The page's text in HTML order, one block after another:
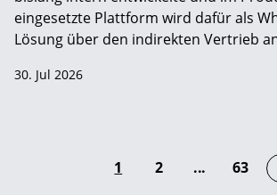
eingesetzte Plattform wird dafür als
Lösung über den indirekten Vertrieb
30. Jul 2026
1 2 ... 63